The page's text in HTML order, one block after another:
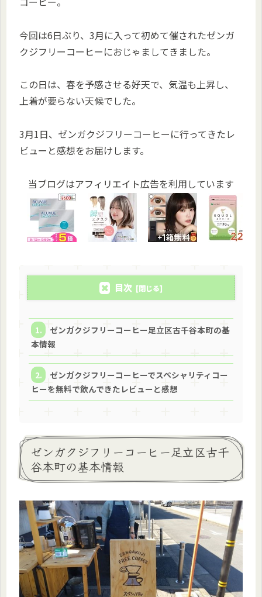
今回は6日ぶり、3月に入って初めて催されたゼンガ
クジフリーコーヒーにおじゃましてきました。
この日は、春を予感させる好天で、気温も上昇し、
上着が要らない天候でした。
3月1日、ゼンガクジフリーコーヒーに行ってきたレ
ビューと感想をお届けします。
当ブログはアフィリエイト広告を利用しています
目次
ゼンガクジフリーコーヒー足立区古千谷本町の基
本情報
ゼンガクジフリーコーヒーでスペシャリティコー
ヒーを無料で飲んできたレビューと感想
ゼンガクジフリーコーヒー足立区古千
谷本町の基本情報